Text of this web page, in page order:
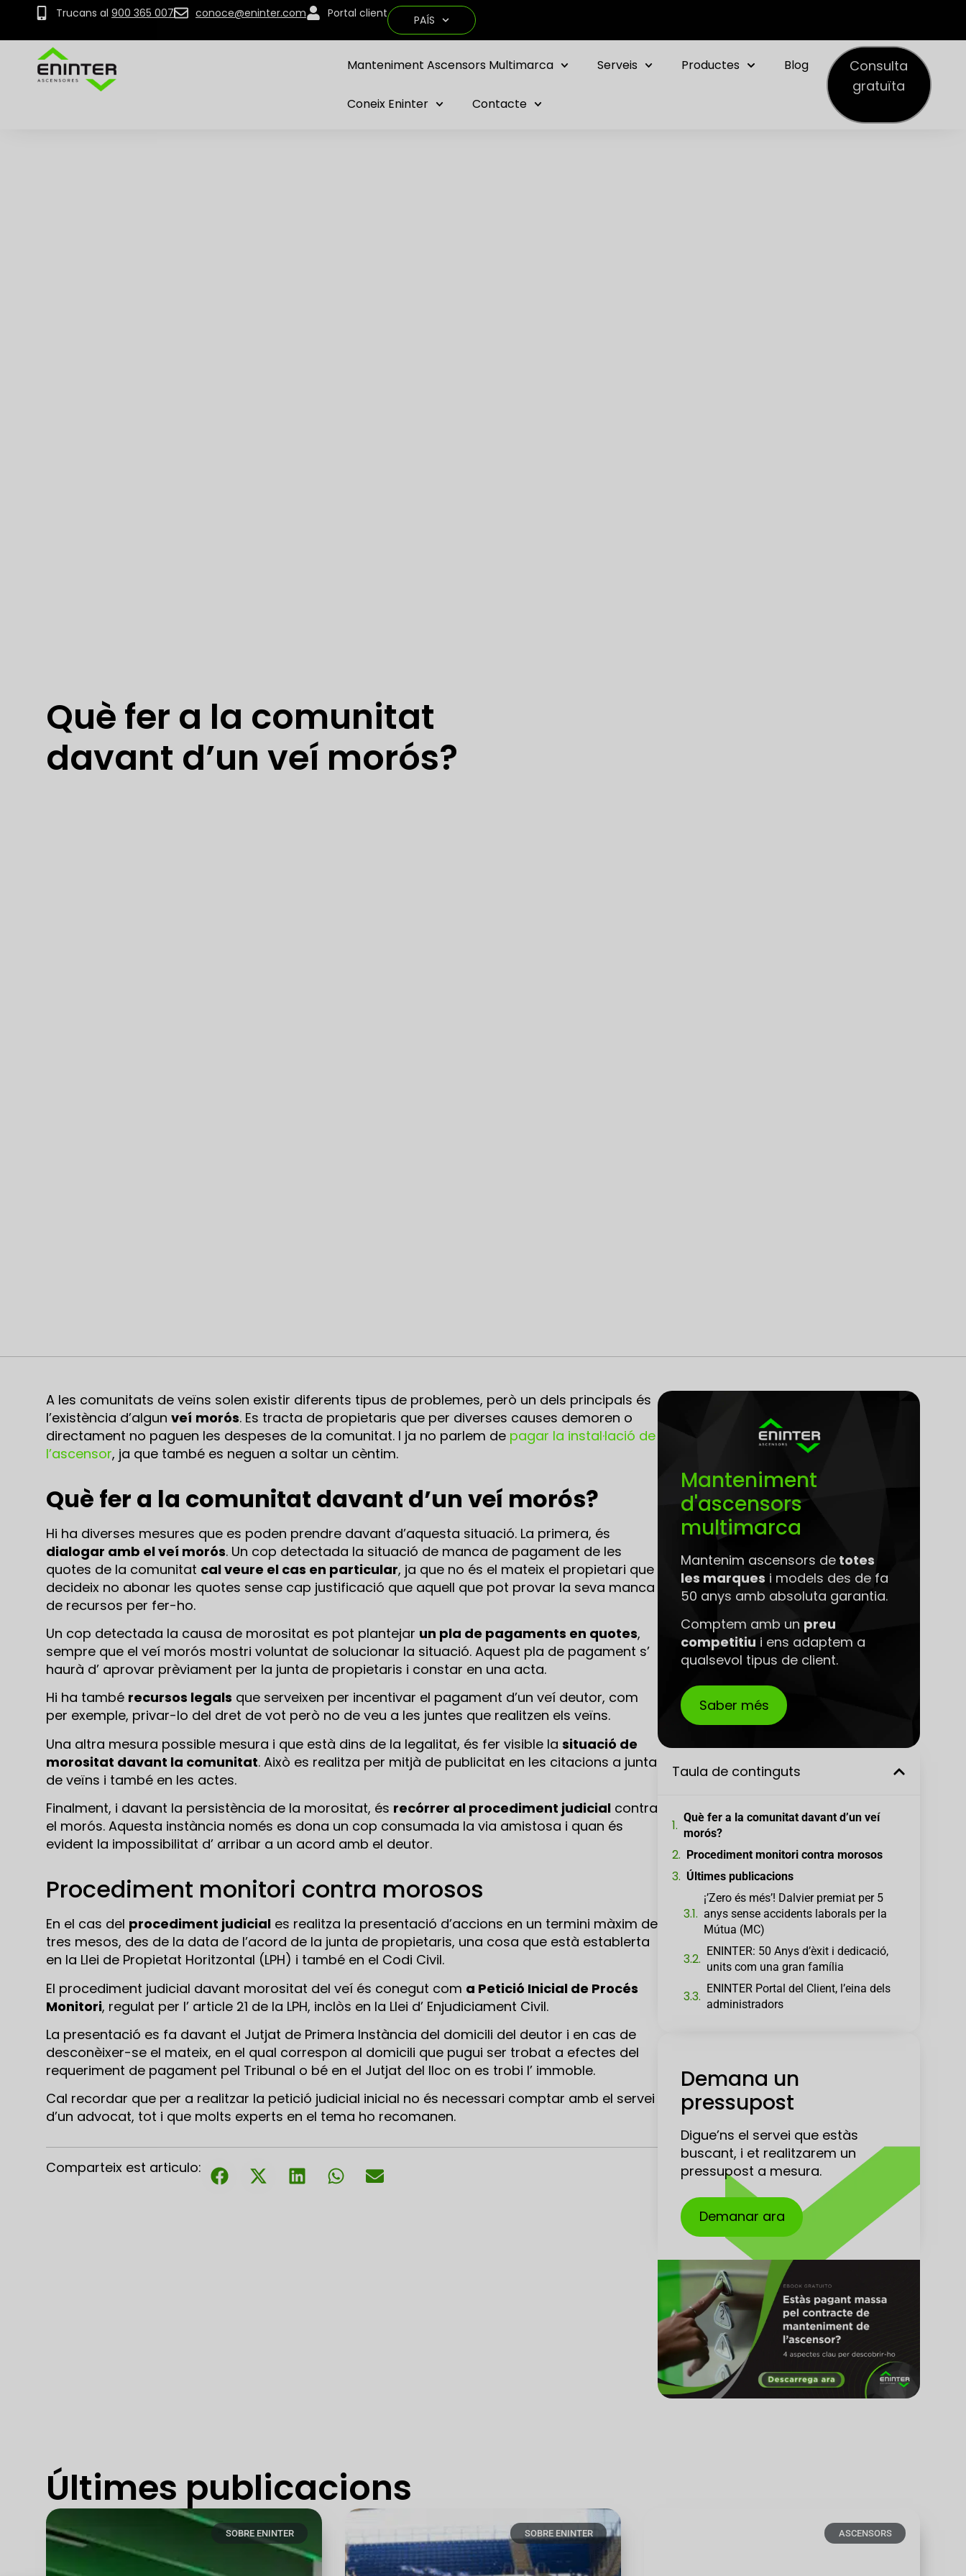
Trucans al 900 365 007 conoce@eninter.com Portal client PAÍS
Manteniment Ascensors Multimarca Serveis Productes Blog
Coneix Eninter Contacte
Consulta
gratuïta
Què fer a la comunitat
davant d’un veí morós?
A les comunitats de veïns solen existir diferents tipus de problemes, però un dels principals és
l’existència d’algun veí morós. Es tracta de propietaris que per diverses causes demoren o
directament no paguen les despeses de la comunitat. I ja no parlem de pagar la instal·lació de
l’ascensor, ja que també es neguen a soltar un cèntim.
Què fer a la comunitat davant d’un veí morós?
Hi ha diverses mesures que es poden prendre davant d’aquesta situació. La primera, és
dialogar amb el veí morós. Un cop detectada la situació de manca de pagament de les
quotes de la comunitat cal veure el cas en particular, ja que no és el mateix el propietari que
decideix no abonar les quotes sense cap justificació que aquell que pot provar la seva manca
de recursos per fer-ho.
Un cop detectada la causa de morositat es pot plantejar un pla de pagaments en quotes,
sempre que el veí morós mostri voluntat de solucionar la situació. Aquest pla de pagament s’
haurà d’ aprovar prèviament per la junta de propietaris i constar en una acta.
Hi ha també recursos legals que serveixen per incentivar el pagament d’un veí deutor, com
per exemple, privar-lo del dret de vot però no de veu a les juntes que realitzen els veïns.
Una altra mesura possible mesura i que està dins de la legalitat, és fer visible la situació de
morositat davant la comunitat. Això es realitza per mitjà de publicitat en les citacions a junta
de veïns i també en les actes.
Finalment, i davant la persistència de la morositat, és recórrer al procediment judicial contra
el morós. Aquesta instància només es dona un cop consumada la via amistosa i quan és
evident la impossibilitat d’ arribar a un acord amb el deutor.
Procediment monitori contra morosos
En el cas del procediment judicial es realitza la presentació d’accions en un termini màxim de
tres mesos, des de la data de l’acord de la junta de propietaris, una cosa que està establerta
en la Llei de Propietat Horitzontal (LPH) i també en el Codi Civil.
El procediment judicial davant morositat del veí és conegut com a Petició Inicial de Procés
Monitori, regulat per l’ article 21 de la LPH, inclòs en la Llei d’ Enjudiciament Civil.
La presentació es fa davant el Jutjat de Primera Instància del domicili del deutor i en cas de
desconèixer-se el mateix, en el qual correspon al domicili que pugui ser trobat a efectes del
requeriment de pagament pel Tribunal o bé en el Jutjat del lloc on es trobi l’ immoble.
Cal recordar que per a realitzar la petició judicial inicial no és necessari comptar amb el servei
d’un advocat, tot i que molts experts en el tema ho recomanen.
Comparteix est articulo:
Manteniment
d'ascensors
multimarca
Mantenim ascensors de totes
les marques i models des de fa
50 anys amb absoluta garantia.
Comptem amb un preu
competitiu i ens adaptem a
qualsevol tipus de client.
Saber més
Taula de continguts
Què fer a la comunitat davant d’un veí
morós?
Procediment monitori contra morosos
Últimes publicacions
¡’Zero és més’! Dalvier premiat per 5
anys sense accidents laborals per la
Mútua (MC)
ENINTER: 50 Anys d’èxit i dedicació,
units com una gran família
ENINTER Portal del Client, l’eina dels
administradors
Demana un
pressupost
Digue’ns el servei que estàs
buscant, i et realitzarem un
pressupost a mesura.
Demanar ara
Últimes publicacions
SOBRE ENINTER SOBRE ENINTER ASCENSORS